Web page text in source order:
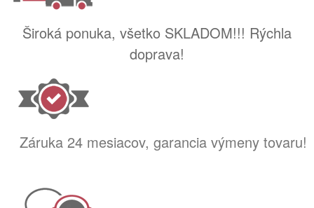
Široká ponuka, všetko SKLADOM!!! Rýchla
doprava!
Záruka 24 mesiacov, garancia výmeny tovaru!